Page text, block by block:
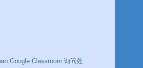
Google Classroom 询问处